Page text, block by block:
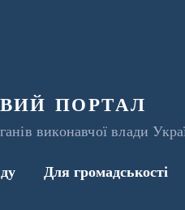
портал
виконавчої влади
Для громадськості